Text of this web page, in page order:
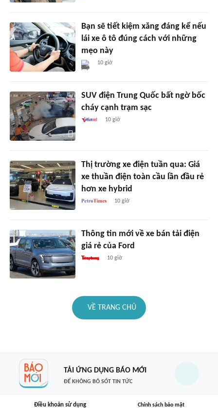
Bạn sẽ tiết kiệm xăng đáng kể nếu
lái xe ô tô đúng cách với những
mẹo này
10 giờ
SUV điện Trung Quốc bất ngờ bốc
cháy cạnh trạm sạc
10 giờ
Thị trường xe điện tuần qua: Giá
xe thuần điện toàn cầu lần đầu rẻ
hơn xe hybrid
10 giờ
Thông tin mới về xe bán tải điện
giá rẻ của Ford
10 giờ
VỀ TRANG CHỦ
TẢI ỨNG DỤNG BÁO MỚI
ĐỂ KHÔNG BỎ SÓT TIN TỨC
Điều khoản sử dụng Chính sách bảo mật